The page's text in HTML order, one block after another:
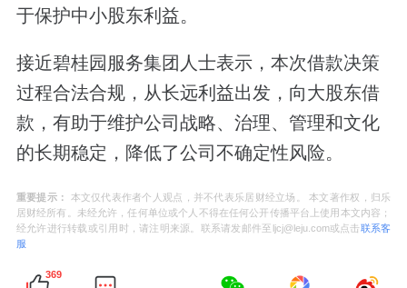
于保护中小股东利益。
接近碧桂园服务集团人士表示，本次借款决策
过程合法合规，从长远利益出发，向大股东借
款，有助于维护公司战略、治理、管理和文化
的长期稳定，降低了公司不确定性风险。
重要提示：
本文仅代表作者个人观点，并不代表乐居财经立场。 本文著作权，归乐
居财经所有。未经允许，任何单位或个人不得在任何公开传播平台上使用本文内容；
经允许进行转载或引用时，请注明来源。联系请发邮件至ljcj@leju.com或点击联系客
服
369